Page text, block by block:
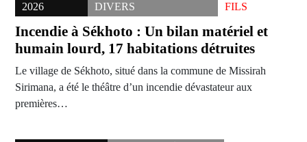
2026
DIVERS
FILS
Incendie à Sékhoto : Un bilan matériel et
humain lourd, 17 habitations détruites
Le village de Sékhoto, situé dans la commune de Missirah
Sirimana, a été le théâtre d’un incendie dévastateur aux
premières…